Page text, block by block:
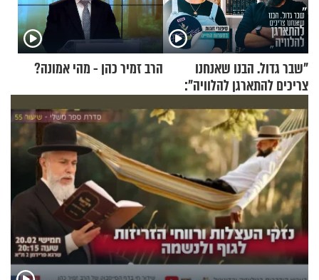
"שבר גדול. הבנו שאנחנו
צריכים להתארגן להלוויה":
זוגיות במבחן, הפעם עם מרים
וגד דנינו
הרב זמיר כהן - מהי אמונה?